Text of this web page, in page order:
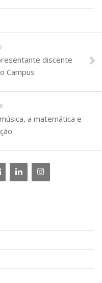
discente
Campus
a matemática e